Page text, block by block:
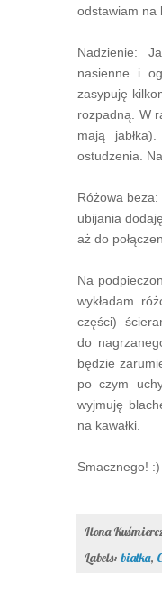
odstawiam na
Nadzienie:
nasienne i
zasypuję
rozpadną. W
mają
ostudzenia.
Różowa
ubijania
aż do
Na
wykładam
części)
do
będzie
po czym
wyjmuję
na kawałki.
Smacznego! :)
Ilona
Labels: białka,